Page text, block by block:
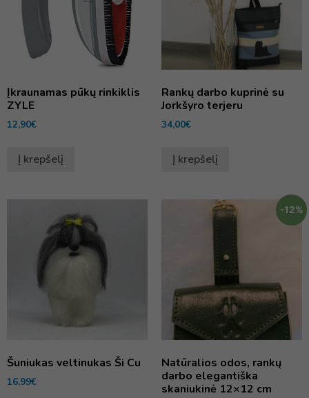
Įkraunamas pūkų rinkiklis
ZYLE
12,90€
Į krepšelį
Rankų darbo kuprinė su
Jorkšyro terjeru
34,00€
Į krepšelį
Šuniukas veltinukas Ši Cu
16,99€
-12%
Natūralios odos, rankų
darbo elegantiška
skaniukinė 12×12 cm